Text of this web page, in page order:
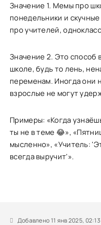
Значение 1. Мемы про
понедельники и
про учителей,
Значение 2. Это способ
школе, будь то лень,
переменам. Иногда они
взрослые не могут
Примеры: «Когда
ты не в теме 😂»,
мысленно», «Учитель:
всегда выручит'».
Добавлено 11 янв 2025, 02:13